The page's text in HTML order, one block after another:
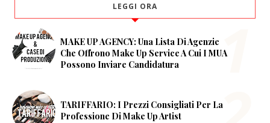
LEGGI ORA
MAKE UP AGENCY: Una Lista Di Agenzie
Che Offrono Make Up Service A Cui I MUA
Possono Inviare Candidatura
TARIFFARIO: I Prezzi Consigliati Per La
Professione Di Make Up Artist